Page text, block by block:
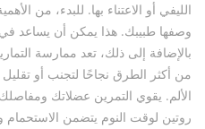
الليفي أو الاعتناء بها. للبدء، من
وصفها طبيبك. هذا يمكن أن يساعد في
بالإضافة إلى ذلك، تعد ممارسة
من أكثر الطرق نجاحًا لتجنب أو
الألم. يقوي التمرين عضلاتك
روتين لوقت النوم يتضمن